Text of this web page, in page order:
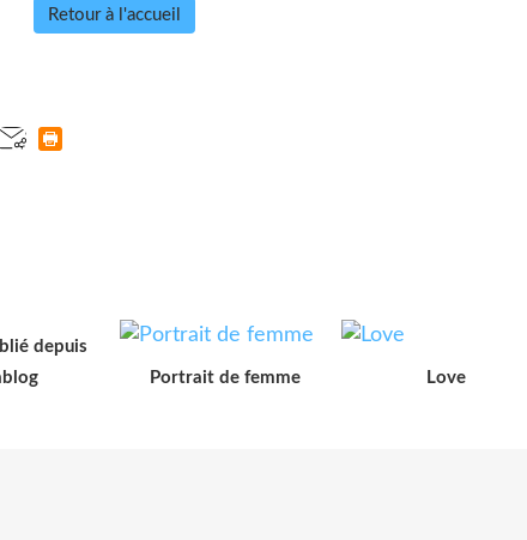
Retour à l'accueil
depuis
Portrait de femme Love